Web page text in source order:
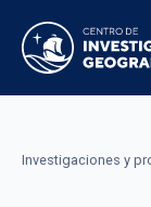
Investigaciones y